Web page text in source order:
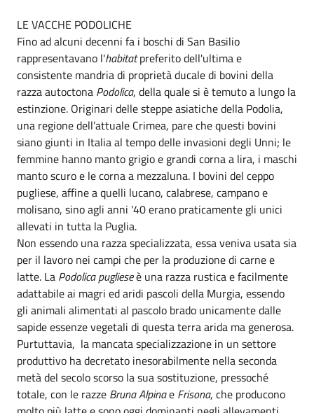
LE VACCHE PODOLICHE
Fino ad alcuni decenni fa i boschi di San Basilio
rappresentavano l'habitatpreferito dell'ultima e
consistente mandria di proprietà ducale di bovini della
razza autoctona Podolica, della quale si è temuto a lungo la
estinzione. Originari delle steppe asiatiche della Podolia,
una regione dell’attuale Crimea, pare che questi bovini
siano giunti in Italia al tempo delle invasioni degli Unni; le
femmine hanno manto grigio e grandi corna a lira, i maschi
manto scuro e le corna a mezzaluna. I bovini del ceppo
pugliese, affine a quelli lucano, calabrese, campano e
molisano, sino agli anni '40 erano praticamente gli unici
allevati in tutta la Puglia.
Non essendo una razza specializzata, essa veniva usata sia
per il lavoro nei campi che per la produzione di carne e
latte. La Podolica puglieseè una razza rustica e facilmente
adattabile ai magri ed aridi pascoli della Murgia, essendo
gli animali alimentati al pascolo brado unicamente dalle
sapide essenze vegetali di questa terra arida ma generosa.
Purtuttavia, la mancata specializzazione in un settore
produttivo ha decretato inesorabilmente nella seconda
metà del secolo scorso la sua sostituzione, pressoché
totale, con le razze Bruna Alpinae Frisona, che producono